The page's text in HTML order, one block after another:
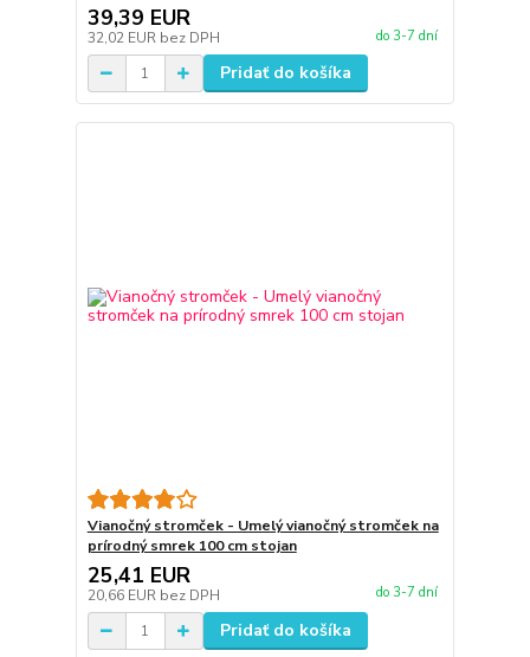
39,39 EUR
32,02 EUR bez DPH do 3-7 dní
Pridať do košíka
Vianočný stromček - Umelý vianočný stromček na
prírodný smrek 100 cm stojan
25,41 EUR
20,66 EUR bez DPH do 3-7 dní
Pridať do košíka